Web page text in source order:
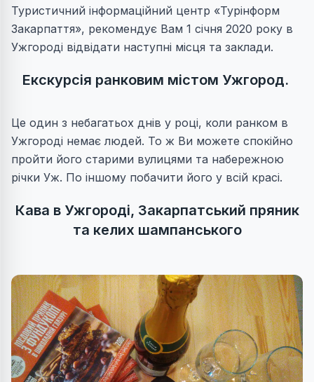
Туристичний інформаційний центр «Турінформ
Закарпаття», рекомендує Вам 1 січня 2020 року в
Ужгороді відвідати наступні місця та заклади.
Екскурсія ранковим містом Ужгород.
Це один з небагатьох днів у році, коли ранком в
Ужгороді немає людей. То ж Ви можете спокійно
пройти його старими вулицями та набережною
річки Уж. По іншому побачити його у всій красі.
Кава в Ужгороді, Закарпатський пряник
та келих шампанського